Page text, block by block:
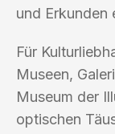
und Erkunden
Für
Museen,
Museum der
optischen